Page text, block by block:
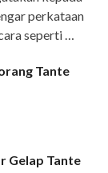
perkataan
seperti …
Tante
Gelap Tante